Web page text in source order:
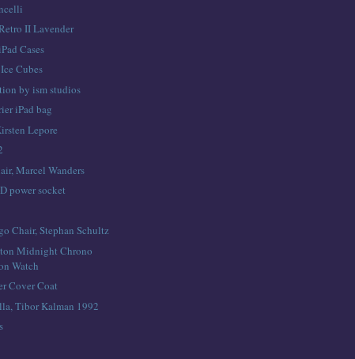
II Lavender
Cases
Cubes
by ism studios
iPad bag
Lepore
Marcel Wanders
power socket
Chair, Stephan Schultz
Midnight Chrono
Watch
Cover Coat
Tibor Kalman 1992